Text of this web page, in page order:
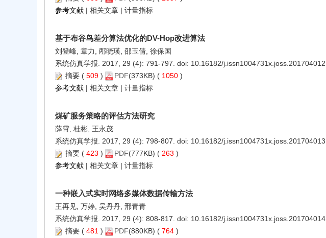
参考文献 | 相关文章 | 计量指标
基于布谷鸟差分算法优化的DV-Hop改进算法
刘登峰, 章力, 邴晓瑛, 邵玉倩, 徐保国
系统仿真学报. 2017, 29 (4): 791-797. doi: 10.16182/j.issn1004731x.joss.201704012
摘要 ( 509 ) PDF(373KB) ( 1050 )
参考文献 | 相关文章 | 计量指标
煤矿服务策略的评估方法研究
薛霄, 桂彬, 王永茂
系统仿真学报. 2017, 29 (4): 798-807. doi: 10.16182/j.issn1004731x.joss.201704013
摘要 ( 423 ) PDF(777KB) ( 263 )
参考文献 | 相关文章 | 计量指标
一种嵌入式实时网络多媒体数据传输方法
王再见, 万婷, 吴丹丹, 邢青青
系统仿真学报. 2017, 29 (4): 808-817. doi: 10.16182/j.issn1004731x.joss.201704014
摘要 ( 481 ) PDF(880KB) ( 764 )